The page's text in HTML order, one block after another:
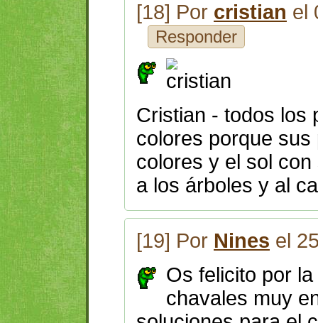
[18] Por cristian el
Responder
Cristian - todos los
colores porque
colores y el sol
a los árboles y al
[19] Por Nines el
Os felicito por
chavales muy